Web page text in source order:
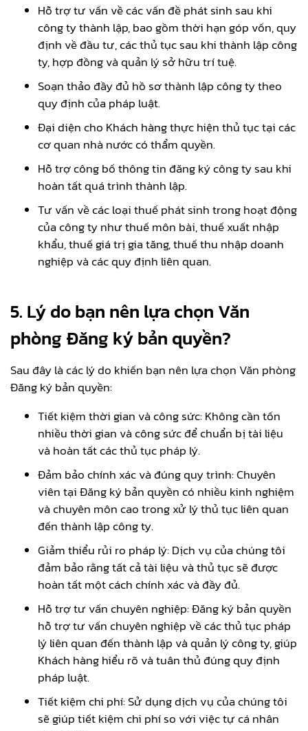
Hỗ trợ tư vấn về các vấn đề phát sinh sau khi
công ty thành lập, bao gồm thời hạn góp vốn, quy
định về đầu tư, các thủ tục sau khi thành lập công
ty, hợp đồng và quản lý sở hữu trí tuệ.
Soạn thảo đầy đủ hồ sơ thành lập công ty theo
quy định của pháp luật.
Đại diện cho Khách hàng thực hiện thủ tục tại các
cơ quan nhà nước có thẩm quyền.
Hỗ trợ công bố thông tin đăng ký công ty sau khi
hoàn tất quá trình thành lập.
Tư vấn về các loại thuế phát sinh trong hoạt động
của công ty như thuế môn bài, thuế xuất nhập
khẩu, thuế giá trị gia tăng, thuế thu nhập doanh
nghiệp và các quy định liên quan.
5. Lý do bạn nên lựa chọn Văn
phòng Đăng ký bản quyền?
Sau đây là các lý do khiến bạn nên lựa chọn Văn phòng
Đăng ký bản quyền:
Tiết kiệm thời gian và công sức: Không cần tốn
nhiều thời gian và công sức để chuẩn bị tài liệu
và hoàn tất các thủ tục pháp lý.
Đảm bảo chính xác và đúng quy trình: Chuyên
viên tại Đăng ký bản quyền có nhiều kinh nghiệm
và chuyên môn cao trong xử lý thủ tục liên quan
đến thành lập công ty.
Giảm thiểu rủi ro pháp lý: Dịch vụ của chúng tôi
đảm bảo rằng tất cả tài liệu và thủ tục sẽ được
hoàn tất một cách chính xác và đầy đủ.
Hỗ trợ tư vấn chuyên nghiệp: Đăng ký bản quyền
hỗ trợ tư vấn chuyên nghiệp về các thủ tục pháp
lý liên quan đến thành lập và quản lý công ty, giúp
Khách hàng hiểu rõ và tuân thủ đúng quy định
pháp luật.
Tiết kiệm chi phí: Sử dụng dịch vụ của chúng tôi
sẽ giúp tiết kiệm chi phí so với việc tự cá nhân